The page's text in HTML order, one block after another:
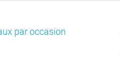
par occasion